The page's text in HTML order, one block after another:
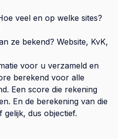
veel en op welke sites?
ze bekend? Website, KvK,
voor u verzameld en
berekend voor alle
Een score die rekening
En de berekening van die
dus objectief.